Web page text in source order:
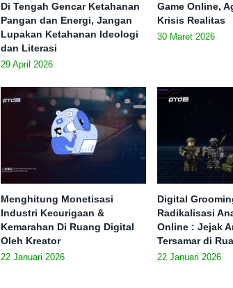
Di Tengah Gencar Ketahanan
Pangan dan Energi, Jangan
Lupakan Ketahanan Ideologi
dan Literasi
29 April 2026
Game Online,
Krisis Realitas
30 Maret 2026
Menghitung Monetisasi
Industri Kecurigaan &
Kemarahan Di Ruang Digital
Oleh Kreator
22 Januari 2026
Digital
Radikalisasi
Online : Jejak
Tersamar di
22 Januari 2026